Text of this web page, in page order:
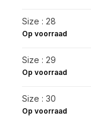
Size : 28
Op voorraad
Size : 29
Op voorraad
Size : 30
Op voorraad